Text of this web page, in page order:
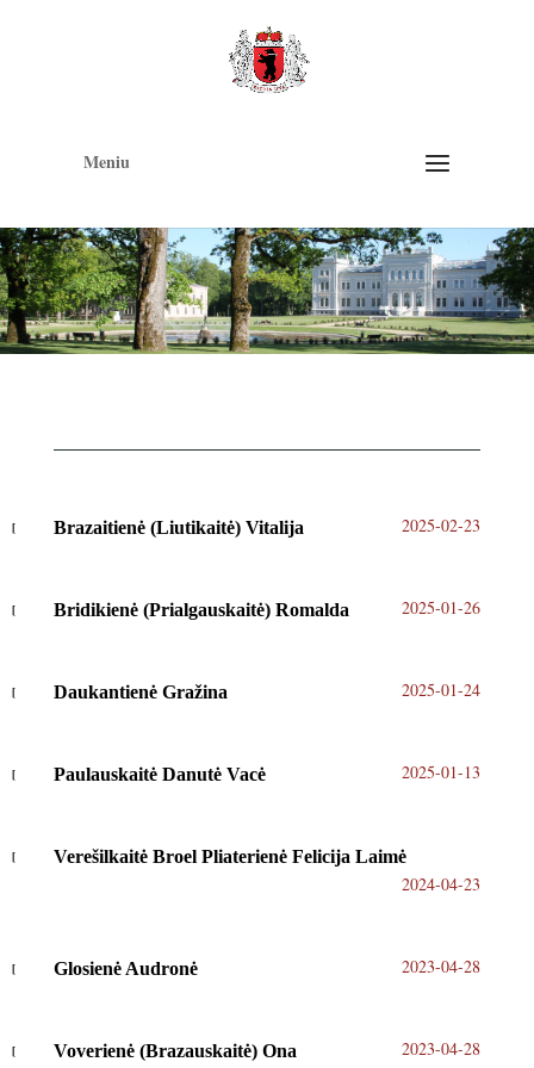
Meniu
Brazaitienė (Liutikaitė) Vitalija 2025-02-23
Bridikienė (Prialgauskaitė) Romalda 2025-01-26
Daukantienė Gražina 2025-01-24
Paulauskaitė Danutė Vacė 2025-01-13
Verešilkaitė Broel Pliaterienė Felicija Laimė
2024-04-23
Glosienė Audronė 2023-04-28
Voverienė (Brazauskaitė) Ona 2023-04-28